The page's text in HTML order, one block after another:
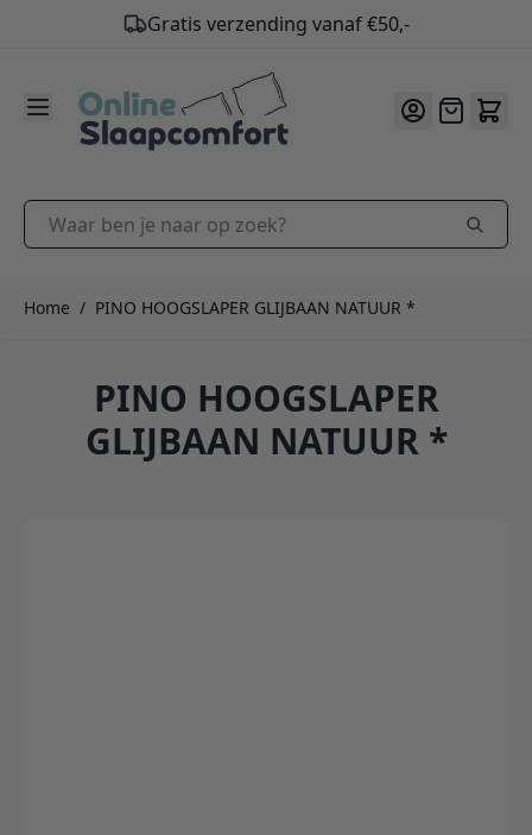
Gratis verzending vanaf €50,-
9.2/10
Offerte
Waar ben je naar op zoek?
Home / PINO HOOGSLAPER GLIJBAAN NATUUR *
PINO HOOGSLAPER
GLIJBAAN NATUUR *